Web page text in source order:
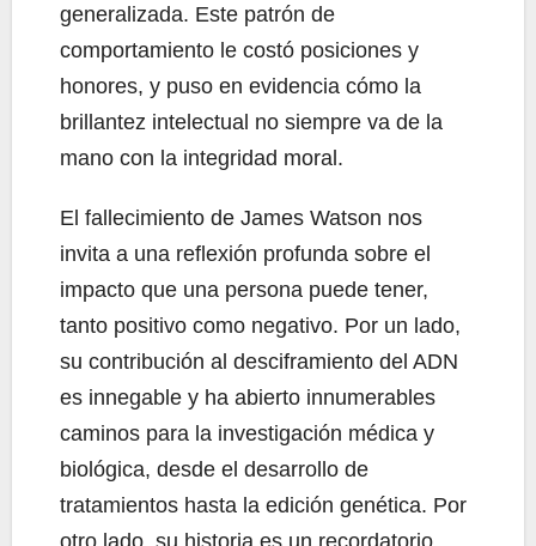
generalizada. Este patrón de
comportamiento le costó posiciones y
honores, y puso en evidencia cómo la
brillantez intelectual no siempre va de la
mano con la integridad moral.
El fallecimiento de James Watson nos
invita a una reflexión profunda sobre el
impacto que una persona puede tener,
tanto positivo como negativo. Por un lado,
su contribución al desciframiento del ADN
es innegable y ha abierto innumerables
caminos para la investigación médica y
biológica, desde el desarrollo de
tratamientos hasta la edición genética. Por
otro lado, su historia es un recordatorio